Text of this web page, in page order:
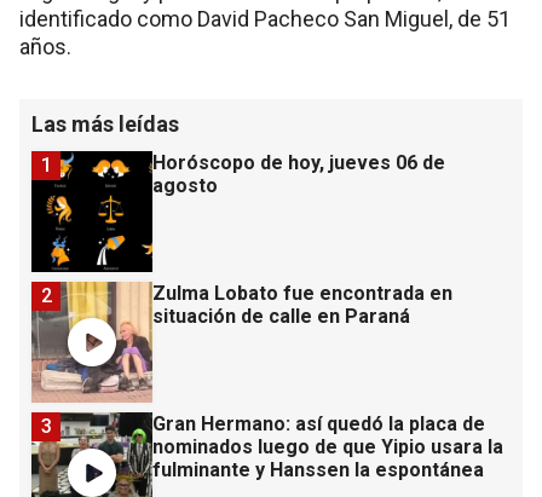
identificado como David Pacheco San Miguel, de 51
años.
Las más leídas
Horóscopo de hoy, jueves 06 de
agosto
1
Zulma Lobato fue encontrada en
situación de calle en Paraná
2
Gran Hermano: así quedó la placa de
nominados luego de que Yipio usara la
fulminante y Hanssen la espontánea
3